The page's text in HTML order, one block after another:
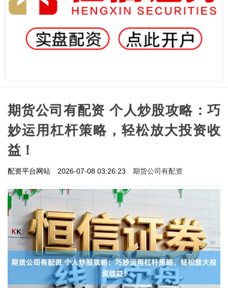
期货公司有配资 个人炒股攻略：巧
妙运用杠杆策略，轻松放大投资收
益！
配资平台网站 2026-07-08 03:26:23 期货公司有配资